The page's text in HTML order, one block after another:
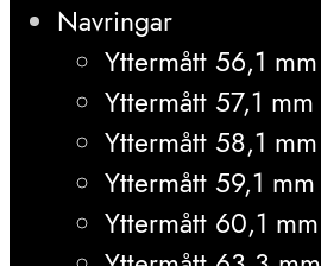
Navringar
Yttermått 56,1 mm
Yttermått 57,1 mm
Yttermått 58,1 mm
Yttermått 59,1 mm
Yttermått 60,1 mm